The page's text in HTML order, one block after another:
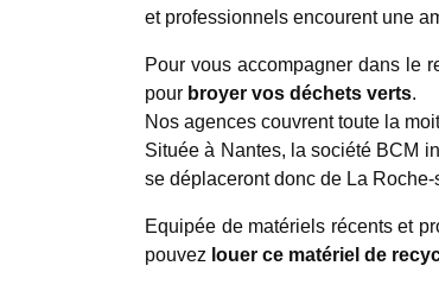
et professionnels encourent une
Pour vous accompagner dans le
pour broyer vos déchets verts.
Nos agences couvrent toute la
Située à Nantes, la société BCM
se déplaceront donc de La
Equipée de matériels récents et
pouvez louer ce matériel de